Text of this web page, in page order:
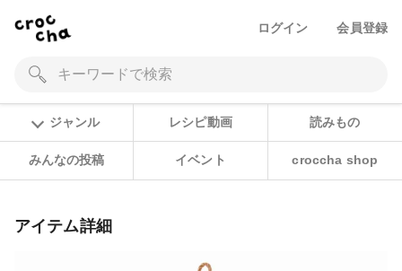
ログイン 会員登録
ジャンル レシピ動画 読みもの
みんなの投稿 イベント croccha shop
アイテム詳細